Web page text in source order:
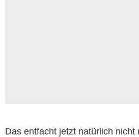
Das entfacht jetzt natürlich nicht